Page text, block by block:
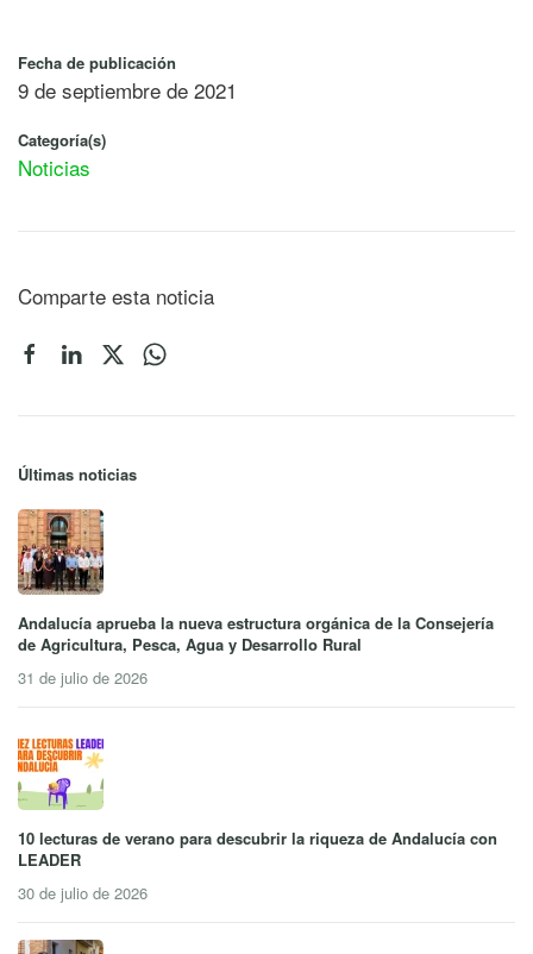
Fecha de publicación
9 de septiembre de 2021
Categoría(s)
Noticias
Comparte esta noticia
Últimas noticias
Andalucía aprueba la nueva estructura orgánica de la Consejería
de Agricultura, Pesca, Agua y Desarrollo Rural
31 de julio de 2026
10 lecturas de verano para descubrir la riqueza de Andalucía con
LEADER
30 de julio de 2026